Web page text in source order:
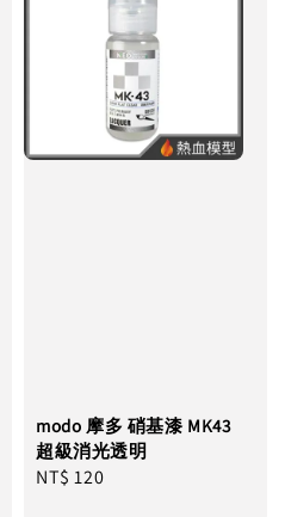
modo 摩多 硝基漆 MK43
超級消光透明
Regular
NT$ 120